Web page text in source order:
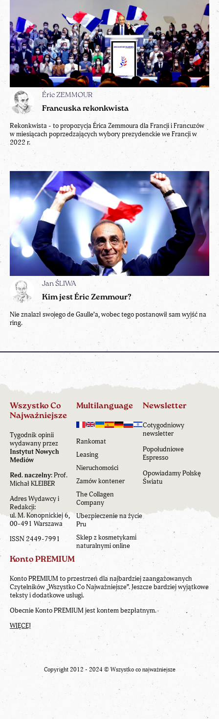
Éric ZEMMOUR
Francuska rekonkwista
Rekonkwista - to propozycja Érica Zemmoura dla Francji i Francuzów
w miesiącach poprzedzających wybory prezydenckie we Francji w
2022 r.
Jan ŚLIWA
Kim jest Éric Zemmour?
Nie znalazł swojego de Gaulle’a, wobec tego postanowił sam wyjść na
ring.
Wszystko Co
Najważniejsze
Tygodnik opinii
wydawany przez
Instytut Nowych
Mediów
Red. naczelny:Prof.
Michał KLEIBER
Adres Wydawcy i
Redakcji:
ul. M. Konopnickiej 6,
00-491 Warszawa
ISSN 2449-7991
Multilanguage
Rankomat
Leasing
Nieruchomości
Zamów kontener
The Collagen
Company
Ubezpieczenie na życie
Pru
Sklep z kosmetykami
naturalnymi online
Newsletter
Cotygodniowy
newsletter
Popołudniowe
Espresso
Opowiadamy Polskę
Światu
Konto PREMIUM
Konto PREMIUM to przestrzeń dla najbardziej zaangażowanych
Czytelników „Wszystko Co Najważniejsze”. Jeszcze bardziej wyjątkowe
teksty i dodatkowe usługi.
Obecnie Konto PREMIUM jest kontem bezpłatnym.
WIĘCEJ
Copyright 2012 - 2024 © Wszystko co najważniejsze